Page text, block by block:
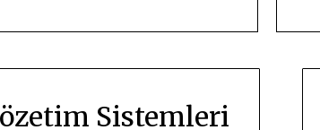
Sistemleri